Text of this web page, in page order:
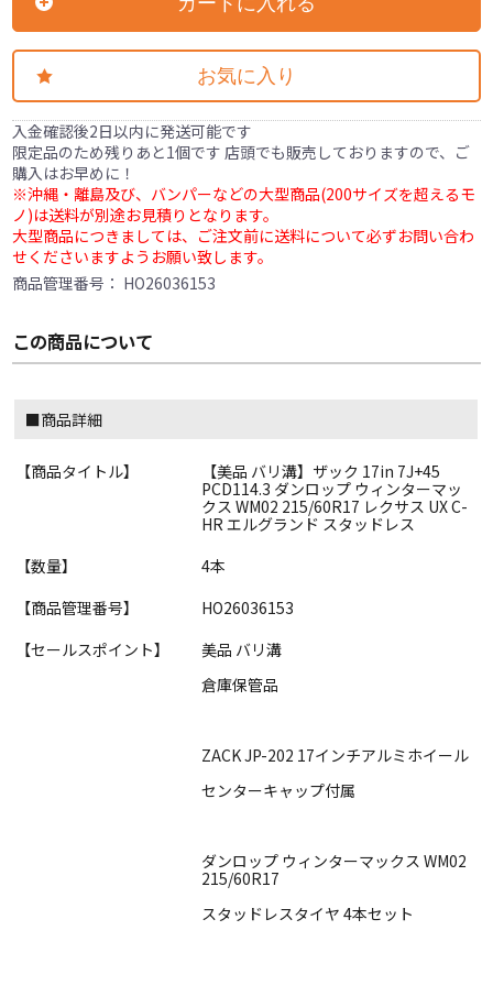
お気に入り
入金確認後2日以内に発送可能です
限定品のため残りあと1個です 店頭でも販売しておりますので、ご
購入はお早めに！
※沖縄・離島及び、バンパーなどの大型商品(200サイズを超えるモ
ノ)は送料が別途お見積りとなります。
大型商品につきましては、ご注文前に送料について必ずお問い合わ
せくださいますようお願い致します。
商品管理番号： HO26036153
この商品について
■商品詳細
【商品タイトル】
【美品 バリ溝】ザック 17in 7J+45
PCD114.3 ダンロップ ウィンターマッ
クス WM02 215/60R17 レクサス UX C-
HR エルグランド スタッドレス
【数量】
4本
【商品管理番号】
HO26036153
【セールスポイント】
美品 バリ溝
倉庫保管品
ZACK JP-202 17インチアルミホイール
センターキャップ付属
ダンロップ ウィンターマックス WM02
215/60R17
スタッドレスタイヤ 4本セット